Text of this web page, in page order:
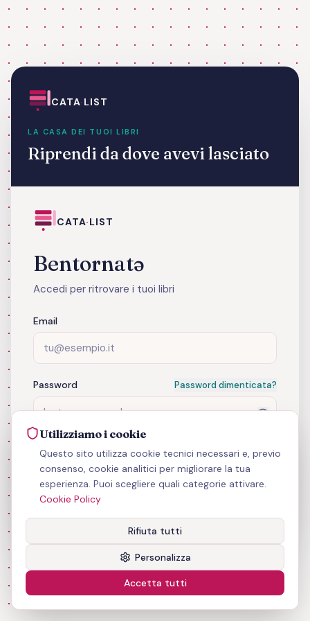
CATA·LIST
LA CASA DEI TUOI LIBRI
Riprendi da dove avevi lasciato
CATA·LIST
Bentornatə
Accedi per ritrovare i tuoi libri
Email
Password Password dimenticata?
Ricordami su questo dispositivo
Accedi
Non hai un account?
Utilizziamo i cookie
Questo sito utilizza cookie tecnici necessari e, previo
consenso, cookie analitici per migliorare la tua
esperienza. Puoi scegliere quali categorie attivare.
Cookie Policy
Rifiuta tutti
Personalizza
Accetta tutti